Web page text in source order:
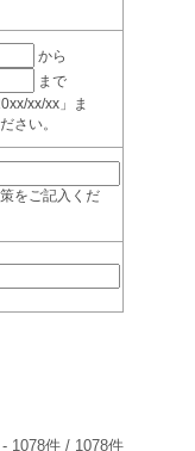
から
まで
xx/xx」ま
さい。
をご記入くだ
- 1078件 / 1078件